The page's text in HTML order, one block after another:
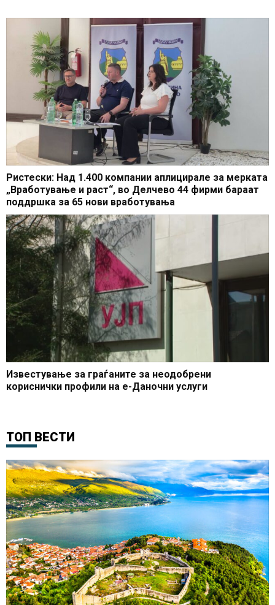
Ристески: Над 1.400 компании аплицирале за мерката
„Вработување и раст“, во Делчево 44 фирми бараат
поддршка за 65 нови вработувања
Известување за граѓаните за неодобрени
кориснички профили на е-Даночни услуги
ТОП ВЕСТИ